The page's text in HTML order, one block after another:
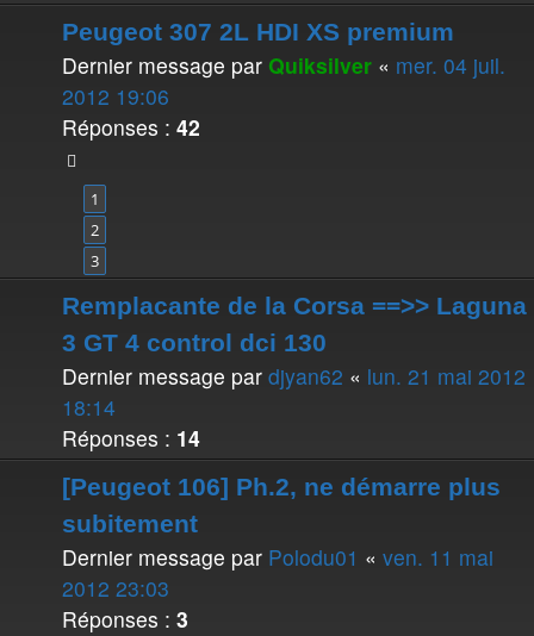
Peugeot 307 2L HDI XS premium
Dernier message par Quiksilver « mer. 04 juil.
2012 19:06
Réponses : 42
1
2
3
Remplacante de la Corsa ==>> Laguna
3 GT 4 control dci 130
Dernier message par djyan62 « lun. 21 mai 2012
18:14
Réponses : 14
[Peugeot 106] Ph.2, ne démarre plus
subitement
Dernier message par Polodu01 « ven. 11 mai
2012 23:03
Réponses : 3